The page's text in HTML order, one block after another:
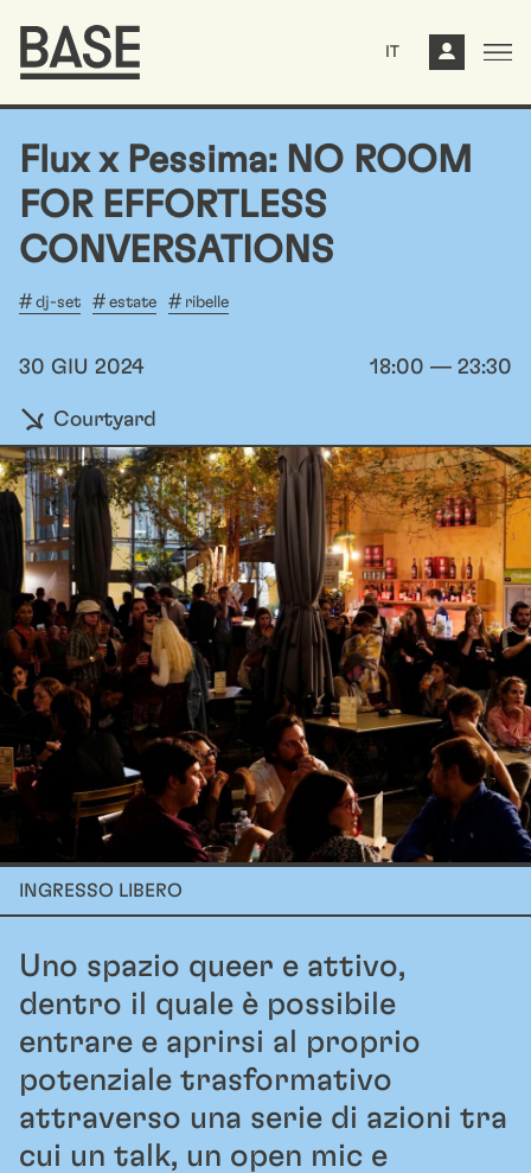
IT
Flux x Pessima: NO ROOM
FOR EFFORTLESS
CONVERSATIONS
dj-set estate ribelle
30 GIU 2024 18:00 — 23:30
Courtyard
INGRESSO LIBERO
Uno spazio queer e attivo,
dentro il quale è possibile
entrare e aprirsi al proprio
potenziale trasformativo
attraverso una serie di azioni tra
cui un talk, un open mic e